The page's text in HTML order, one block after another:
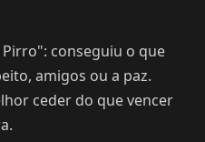
conseguiu o que
amigos ou a paz.
ceder do que vencer